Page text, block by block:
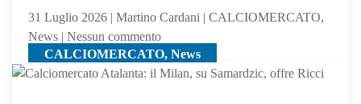
Parma
passo
CALCIOMERCATO, News
31 Luglio 2026 | Martino Cardani | CALCIOMERCATO,
News | Nessun commentosu
Romagnoli,
pupillo